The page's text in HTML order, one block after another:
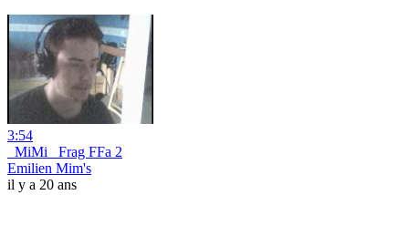
3:54
_MiMi_ Frag FFa 2
Emilien Mim's
il y a 20 ans